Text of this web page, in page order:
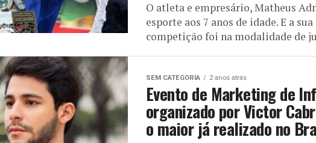
O atleta e empresário, Matheus
esporte aos 7 anos de idade. E a
competição foi na modalidade de
SEM CATEGORIA 2 anos atrás
Evento de Marketing de
organizado por Victor
o maior já realizado no